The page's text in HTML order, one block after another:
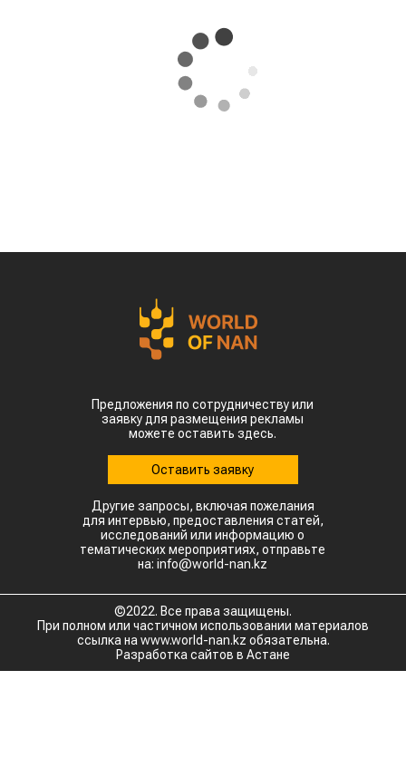
Предложения по сотрудничеству или
заявку для размещения рекламы
можете оставить здесь.
Оставить заявку
Другие запросы, включая пожелания
для интервью, предоставления статей,
исследований или информацию о
тематических мероприятиях, отправьте
на: info@world-nan.kz
©2022. Все права защищены.
При полном или частичном использовании материалов
ссылка на www.world-nan.kz обязательна.
Разработка сайтов в Астане